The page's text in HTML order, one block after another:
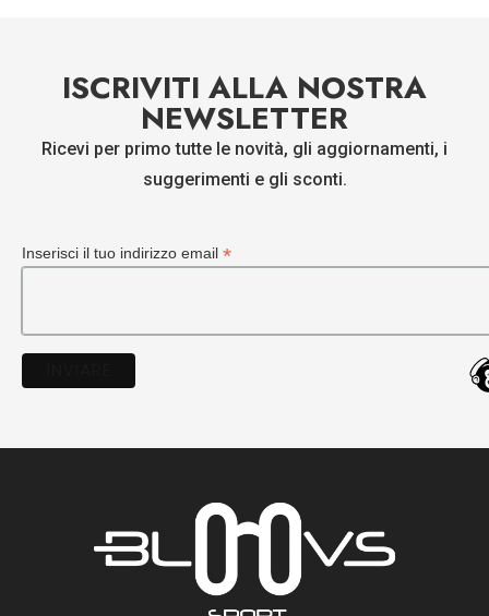
ISCRIVITI ALLA NOSTRA
NEWSLETTER
Ricevi per primo tutte le novità, gli aggiornamenti, i
suggerimenti e gli sconti.
Inserisci il tuo indirizzo email *